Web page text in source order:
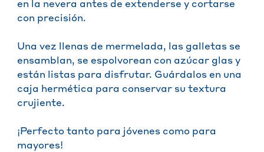
en la nevera antes de extenderse y cortarse
con precisión.
Una vez llenas de mermelada, las galletas se
ensamblan, se espolvorean con azúcar glas y
están listas para disfrutar. Guárdalos en una
caja hermética para conservar su textura
crujiente.
¡Perfecto tanto para jóvenes como para
mayores!